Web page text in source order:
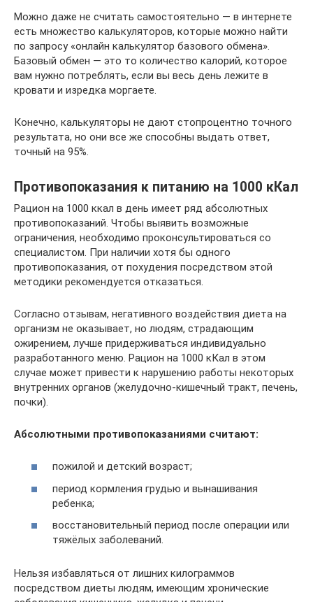
Можно даже не считать самостоятельно — в интернете
есть множество калькуляторов, которые можно найти
по запросу «онлайн калькулятор базового обмена».
Базовый обмен — это то количество калорий, которое
вам нужно потреблять, если вы весь день лежите в
кровати и изредка моргаете.
Конечно, калькуляторы не дают стопроцентно точного
результата, но они все же способны выдать ответ,
точный на 95%.
Противопоказания к питанию на 1000 кКал
Рацион на 1000 ккал в день имеет ряд абсолютных
противопоказаний. Чтобы выявить возможные
ограничения, необходимо проконсультироваться со
специалистом. При наличии хотя бы одного
противопоказания, от похудения посредством этой
методики рекомендуется отказаться.
Согласно отзывам, негативного воздействия диета на
организм не оказывает, но людям, страдающим
ожирением, лучше придерживаться индивидуально
разработанного меню. Рацион на 1000 кКал в этом
случае может привести к нарушению работы некоторых
внутренних органов (желудочно-кишечный тракт, печень,
почки).
Абсолютными противопоказаниями считают:
пожилой и детский возраст;
период кормления грудью и вынашивания
ребенка;
восстановительный период после операции или
тяжёлых заболеваний.
Нельзя избавляться от лишних килограммов
посредством диеты людям, имеющим хронические